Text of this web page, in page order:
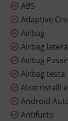
ABS
Adaptive
Airbag
Airbag
Airbag
Airbag testa
Alzacristalli
Android
Antifurto